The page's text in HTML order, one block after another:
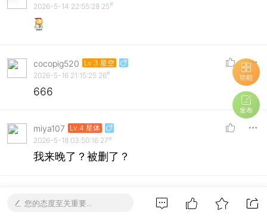
2026-5-14 22:55:28 25#
cocopig520
Lv.3 星空
2026-5-16 21:15:25 26#
666
miya107
Lv.4 星体
2026-5-18 03:50:16 27#
我来晚了？被删了？
2026-5-21 11:14:29
您的态度至关重要...
功能
发布